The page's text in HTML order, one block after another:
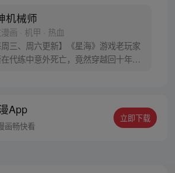
机械师
画 · 机甲 · 热血
周三、周六更新】《星海》游戏老玩家
代练中意外死亡，竟然穿越回十年前
。熟知游戏多个版本迭代与规则的
要在新的世界中，统领机械大军，从
App
画畅快看
立即下载